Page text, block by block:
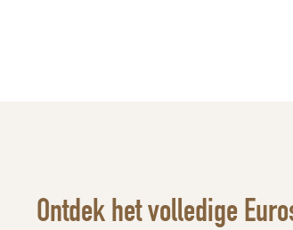
Ontdek het volledige